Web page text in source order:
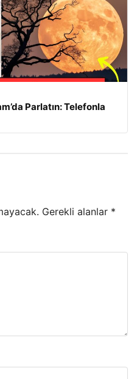
Parlatın: Telefonla
Gerekli alanlar *